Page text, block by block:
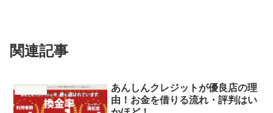
関連記事
あんしんクレジットが優良店の理
由！お金を借りる流れ・評判はい